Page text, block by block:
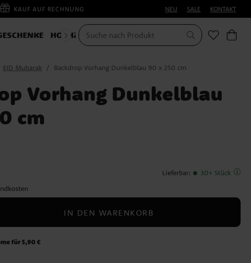
KAUF AUF RECHNUNG NEU SALE KONTAKT
HOCHZEIT KOSTÜME
EID Mubarak Backdrop Vorhang Dunkelblau 90 x 250 cm
Vorhang Dunkelblau
cm
Lieferbar: 30+ Stück
IN DEN WARENKORB
für 5,90 €